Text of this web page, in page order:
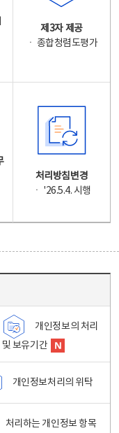
제3자 제공
ㆍ 종합청렴도평가
처리방침변경
ㆍ '26.5.4. 시행
개인정보의 처리
및 보유기간
개인정보처리의 위탁
처리하는 개인정보 항목